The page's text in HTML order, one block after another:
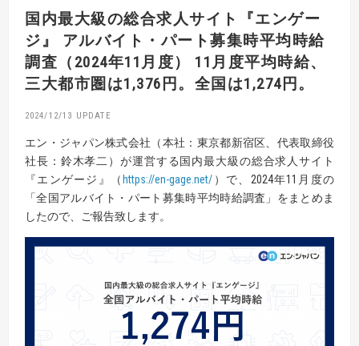
国内最大級の総合求人サイト『エンゲー
ジ』
アルバイト・パート募集時平均時給
調査（2024年11月度） 11月度平均時給、
三大都市圏は1,376円。全国は1,274円。
2024/12/13
エン・ジャパン株式会社（本社：東京都新宿区、代表取締役
社長：鈴木孝二）が運営する国内最大級の総合求人サイト
『エンゲージ』（https://en-gage.net/ ）で、2024年11月度の
「全国アルバイト・パート募集時平均時給調査」をまとめま
したので、ご報告致します。